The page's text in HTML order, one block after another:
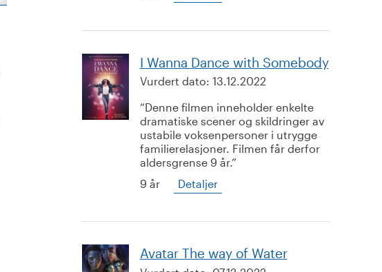
I Wanna Dance with Somebody
Vurdert dato: 13.12.2022
Denne filmen inneholder enkelte
dramatiske scener og skildringer av
ustabile voksenpersoner i utrygge
familierelasjoner. Filmen får derfor
aldersgrense 9 år.
9 år
Detaljer
Avatar The way of Water